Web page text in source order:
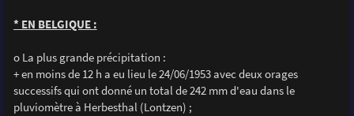
* EN BELGIQUE :
o La plus grande précipitation :
+ en moins de 12 h a eu lieu le 24/06/1953 avec deux orages
successifs qui ont donné un total de 242 mm d'eau dans le
pluviomètre à Herbesthal (Lontzen) ;